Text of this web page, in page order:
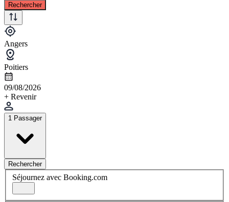
Rechercher
Angers
Poitiers
09/08/2026
+ Revenir
1 Passager
Rechercher
Séjournez avec Booking.com